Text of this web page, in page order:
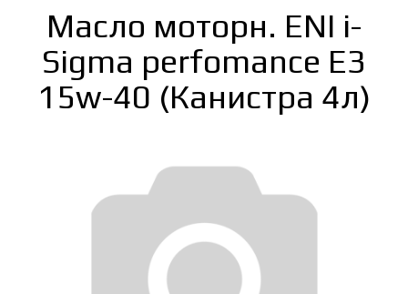
Масло моторн. ENI i-
Sigma perfomance E3
15w-40 (Канистра 4л)